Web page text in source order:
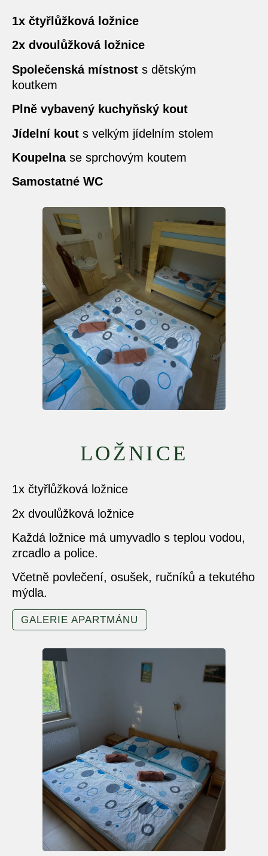
1x čtyřlůžková ložnice
2x dvoulůžková ložnice
Společenská místnost s dětským
koutkem
Plně vybavený kuchyňský kout
Jídelní kout s velkým jídelním stolem
Koupelnase sprchovým koutem
Samostatné WC
LOŽNICE
1x čtyřlůžková ložnice
2x dvoulůžková ložnice
Každá ložnice má umyvadlo s teplou vodou,
zrcadlo a police.
Včetně povlečení, osušek, ručníků a tekutého
mýdla.
GALERIE APARTMÁNU